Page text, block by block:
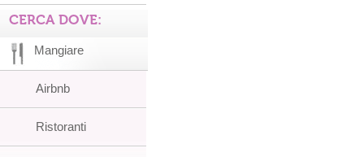
CERCA DOVE:
Mangiare
Airbnb
Ristoranti